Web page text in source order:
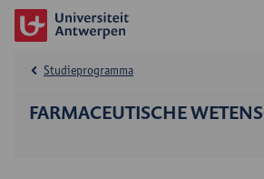
FARMACEUTISCHE
Studieprogramma